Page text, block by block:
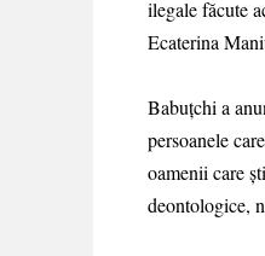
ilegale făcute
Ecaterina
Babuțchi a
persoanele
oamenii care
deontologice,